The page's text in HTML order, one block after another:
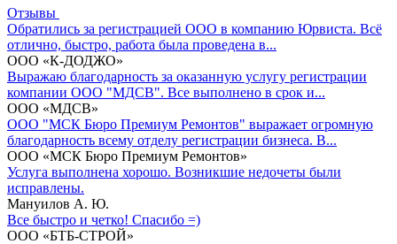
Отзывы
Обратились за регистрацией ООО в компанию Юрвиста. Всё
отлично, быстро, работа была проведена в...
ООО «К-ДОДЖО»
Выражаю благодарность за оказанную услугу регистрации
компании ООО "МДСВ". Все выполнено в срок и...
ООО «МДСВ»
ООО "МСК Бюро Премиум Ремонтов" выражает огромную
благодарность всему отделу регистрации бизнеса. В...
ООО «МСК Бюро Премиум Ремонтов»
Услуга выполнена хорошо. Возникшие недочеты были
исправлены.
Мануилов А. Ю.
Все быстро и четко! Спасибо =)
ООО «БТБ-СТРОЙ»